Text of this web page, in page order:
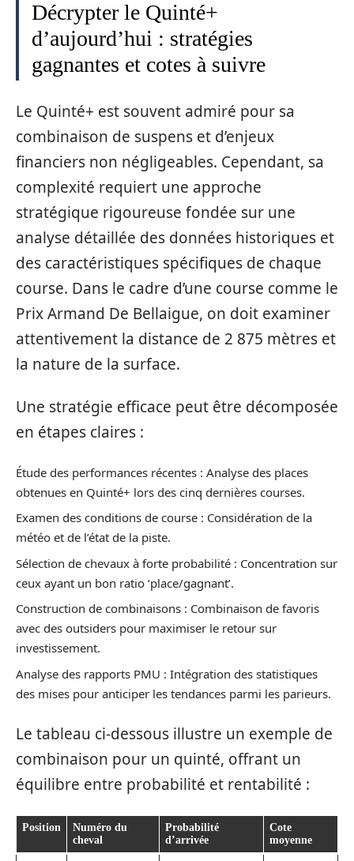
Décrypter le Quinté+
d’aujourd’hui : stratégies
gagnantes et cotes à suivre
Le Quinté+ est souvent admiré pour sa
combinaison de suspens et d’enjeux
financiers non négligeables. Cependant, sa
complexité requiert une approche
stratégique rigoureuse fondée sur une
analyse détaillée des données historiques et
des caractéristiques spécifiques de chaque
course. Dans le cadre d’une course comme le
Prix Armand De Bellaigue, on doit examiner
attentivement la distance de 2 875 mètres et
la nature de la surface.
Une stratégie efficace peut être décomposée
en étapes claires :
Étude des performances récentes : Analyse des places
obtenues en Quinté+ lors des cinq dernières courses.
Examen des conditions de course : Considération de la
météo et de l’état de la piste.
Sélection de chevaux à forte probabilité : Concentration sur
ceux ayant un bon ratio ‘place/gagnant’.
Construction de combinaisons : Combinaison de favoris
avec des outsiders pour maximiser le retour sur
investissement.
Analyse des rapports PMU : Intégration des statistiques
des mises pour anticiper les tendances parmi les parieurs.
Le tableau ci-dessous illustre un exemple de
combinaison pour un quinté, offrant un
équilibre entre probabilité et rentabilité :
Position
Numéro du
cheval
Probabilité
d’arrivée
Cote
moyenne